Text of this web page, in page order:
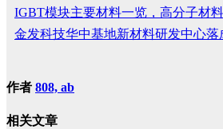
IGBT模块主要材料一览，高分子材
金发科技华中基地新材料研发中心落
作者 808, ab
相关文章